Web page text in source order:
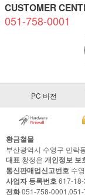
CUSTOMER
051-758-0001
PC 버전
황금철물
부산광역시 수영구 민락
대표 황정은 개인정보 보
통신판매업신고번호 수
사업자 등록번호617-
전화051-758-